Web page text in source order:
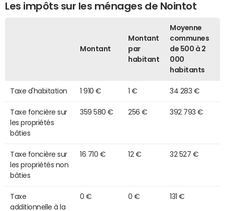
Les impôts sur les ménages de Nointot
Montant
Montant
par
habitant
Moyenne
communes
de 500 à 2
000
habitants
Taxe d'habitation 1 910 € 1 € 34 283 €
Taxe foncière sur
les propriétés
bâties
359 580 € 256 € 392 793 €
Taxe foncière sur
les propriétés non
bâties
16 710 € 12 € 32 527 €
Taxe
additionnelle à la
0 € 0 € 131 €